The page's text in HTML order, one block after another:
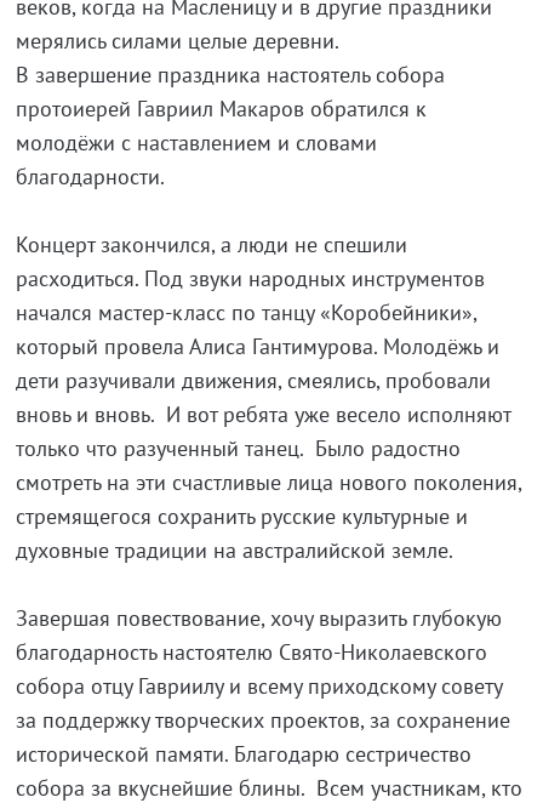
веков, когда на Масленицу и в другие праздники
мерялись силами целые деревни.
В завершение праздника настоятель собора
протоиерей Гавриил Макаров обратился к
молодёжи с наставлением и словами
благодарности.
Концерт закончился, а люди не спешили
расходиться. Под звуки народных инструментов
начался мастер-класс по танцу «Коробейники»,
который провела Алиса Гантимурова. Молодёжь и
дети разучивали движения, смеялись, пробовали
вновь и вновь. И вот ребята уже весело исполняют
только что разученный танец. Было радостно
смотреть на эти счастливые лица нового поколения,
стремящегося сохранить русские культурные и
духовные традиции на австралийской земле.
Завершая повествование, хочу выразить глубокую
благодарность настоятелю Свято-Николаевского
собора отцу Гавриилу и всему приходскому совету
за поддержку творческих проектов, за сохранение
исторической памяти. Благодарю сестричество
собора за вкуснейшие блины. Всем участникам, кто